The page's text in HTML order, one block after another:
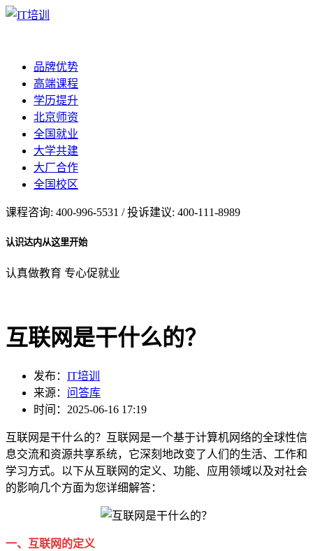
品牌优势
高端课程
学历提升
北京师资
全国就业
大学共建
大厂合作
全国校区
课程咨询: 400-996-5531 / 投诉建议: 400-111-8989
认识达内从这里开始
认真做教育 专心促就业
互联网是干什么的？
发布： IT培训
来源： 问答库
时间：2025-06-16 17:19
互联网是干什么的？互联网是一个基于计算机网络的全球性信
息交流和资源共享系统，它深刻地改变了人们的生活、工作和
学习方式。以下从互联网的定义、功能、应用领域以及对社会
的影响几个方面为您详细解答：
一、互联网的定义